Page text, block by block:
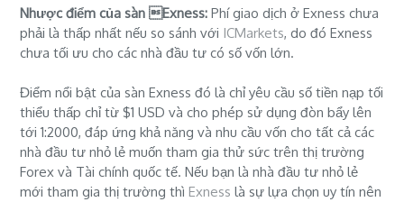
Nhược điểm của sàn Exness: Phí giao dịch ở Exness chưa
phải là thấp nhất nếu so sánh với ICMarkets, do đó Exness
chưa tối ưu cho các nhà đầu tư có số vốn lớn.
Điểm nổi bật của sàn Exness đó là chỉ yêu cầu số tiền nạp tối
thiểu thấp chỉ từ $1 USD và cho phép sử dụng đòn bẩy lên
tới 1:2000, đáp ứng khả năng và nhu cầu vốn cho tất cả các
nhà đầu tư nhỏ lẻ muốn tham gia thử sức trên thị trường
Forex và Tài chính quốc tế. Nếu bạn là nhà đầu tư nhỏ lẻ
mới tham gia thị trường thìExness là sự lựa chọn uy tín nên